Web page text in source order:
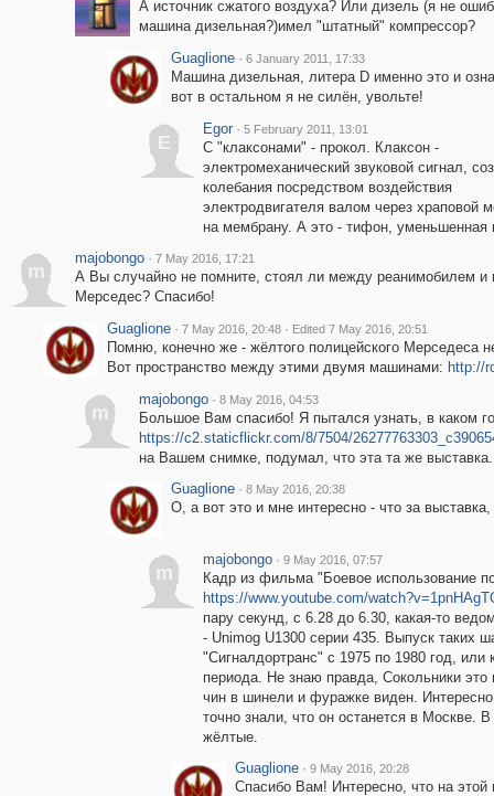
А источник сжатого воздуха? Или дизель (я не
машина дизельная?)имел "штатный" компрессор?
Guaglione · 6 January 2011, 17:33
Машина дизельная, литера D именно это и
вот в остальном я не силён, увольте!
E
Egor · 5 February 2011, 13:01
С "клаксонами" - прокол. Клаксон -
электромеханический звуковой сигнал,
колебания посредством воздействия
электродвигателя валом через храповой
на мембрану. А это - тифон, уменьшенная
m
majobongo · 7 May 2016, 17:21
А Вы случайно не помните, стоял ли между реанимобилем
Мерседес? Спасибо!
Guaglione · 7 May 2016, 20:48 · Edited 7 May 2016, 20:51
Помню, конечно же - жёлтого полицейского Мерседеса
Вот пространство между этими двумя машинами: http://
m
majobongo · 8 May 2016, 04:53
Большое Вам спасибо! Я пытался узнать, в каком
https://c2.staticflickr.com/8/7504/
на Вашем снимке, подумал, что эта та же выставка.
Guaglione · 8 May 2016, 20:38
О, а вот это и мне интересно - что за
m
majobongo · 9 May 2016, 07:57
Кадр из фильма "Боевое использование
https://www.youtube.com/
пару секунд, с 6.28 до 6.30, какая-то
- Unimog U1300 серии 435. Выпуск таких
"Сигналдортранс" с 1975 по 1980 год, или
периода. Не знаю правда, Сокольники
чин в шинели и фуражке виден.
точно знали, что он останется в Москве.
жёлтые.
Guaglione · 9 May 2016, 20:28
Спасибо Вам! Интересно, что на этой